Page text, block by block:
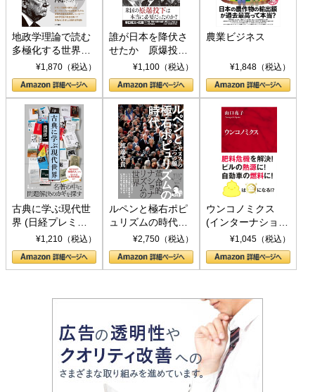
地政学理論で読む
多極化する世界：
トランプとBRICS
の挑戦
¥1,870（税込）
誰が日本を降伏さ
せたか 原爆投
下、ソ連参戦、そ
して聖断 (PHP新
書)
¥1,100（税込）
農業ビジネス
¥1,848（税込）
古典に学ぶ現代世
界 (日経プレミア
シリーズ)¥1,210（税込）
ルペンと極右ポピ
ュリズムの時代：
〈ヤヌス〉の二つ
の顔
¥2,750（税込）
ウンコノミクス
(インターナショナ
ル新書)¥1,045（税込）